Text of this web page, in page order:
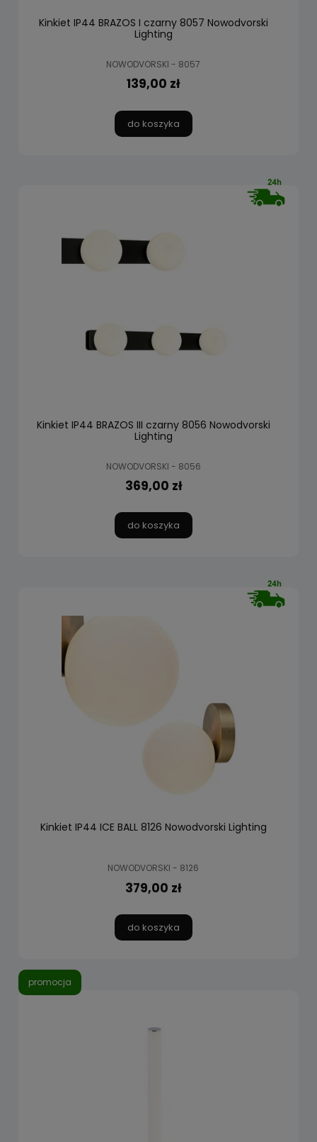
Kinkiet IP44 BRAZOS I czarny 8057 Nowodvorski
Lighting
NOWODVORSKI - 8057
139,00 zł
do koszyka
Kinkiet IP44 BRAZOS III czarny 8056 Nowodvorski
Lighting
NOWODVORSKI - 8056
369,00 zł
do koszyka
Kinkiet IP44 ICE BALL 8126 Nowodvorski Lighting
NOWODVORSKI - 8126
379,00 zł
do koszyka
promocja